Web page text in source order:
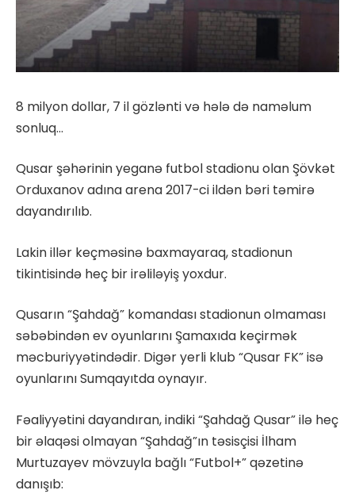
8 milyon dollar, 7 il gözlənti və hələ də naməlum
sonluq…
Qusar şəhərinin yeganə futbol stadionu olan Şövkət
Orduxanov adına arena 2017-ci ildən bəri təmirə
dayandırılıb.
Lakin illər keçməsinə baxmayaraq, stadionun
tikintisində heç bir irəliləyiş yoxdur.
Qusarın “Şahdağ” komandası stadionun olmaması
səbəbindən ev oyunlarını Şamaxıda keçirmək
məcburiyyətindədir. Digər yerli klub “Qusar FK” isə
oyunlarını Sumqayıtda oynayır.
Fəaliyyətini dayandıran, indiki “Şahdağ Qusar” ilə heç
bir əlaqəsi olmayan “Şahdağ”ın təsisçisi İlham
Murtuzayev mövzuyla bağlı “Futbol+” qəzetinə
danışıb: